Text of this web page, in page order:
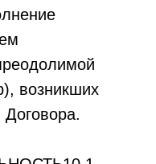
возникших